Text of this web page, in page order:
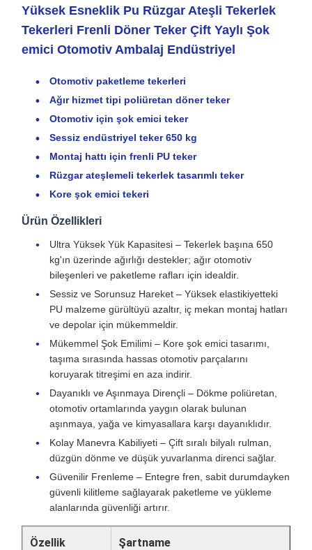
Yüksek Esneklik Pu Rüzgar Ateşli Tekerlek
Tekerleri Frenli Döner Teker Çift Yaylı Şok
emici Otomotiv Ambalaj Endüstriyel
Otomotiv paketleme tekerleri
Ağır hizmet tipi poliüretan döner teker
Otomotiv için şok emici teker
Sessiz endüstriyel teker 650 kg
Montaj hattı için frenli PU teker
Rüzgar ateşlemeli tekerlek tasarımlı teker
Kore şok emici tekeri
Ürün Özellikleri
Ultra Yüksek Yük Kapasitesi – Tekerlek başına 650
kg'ın üzerinde ağırlığı destekler; ağır otomotiv
bileşenleri ve paketleme rafları için idealdir.
Sessiz ve Sorunsuz Hareket – Yüksek elastikiyetteki
PU malzeme gürültüyü azaltır, iç mekan montaj hatları
ve depolar için mükemmeldir.
Mükemmel Şok Emilimi – Kore şok emici tasarımı,
taşıma sırasında hassas otomotiv parçalarını
koruyarak titreşimi en aza indirir.
Dayanıklı ve Aşınmaya Dirençli – Dökme poliüretan,
otomotiv ortamlarında yaygın olarak bulunan
aşınmaya, yağa ve kimyasallara karşı dayanıklıdır.
Kolay Manevra Kabiliyeti – Çift sıralı bilyalı rulman,
düzgün dönme ve düşük yuvarlanma direnci sağlar.
Güvenilir Frenleme – Entegre fren, sabit durumdayken
güvenli kilitleme sağlayarak paketleme ve yükleme
alanlarında güvenliği artırır.
Özellik Şartname